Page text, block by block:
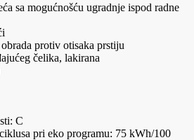
sa mogućnošću ugradnje ispod radne
protiv otisaka prstiju
čelika, lakirana
C
pri eko programu: 75 kWh/100